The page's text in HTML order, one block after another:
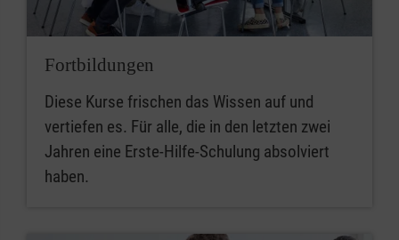
Fortbildungen
Diese Kurse frischen das Wissen auf und
vertiefen es. Für alle, die in den letzten zwei
Jahren eine Erste-Hilfe-Schulung absolviert
haben.